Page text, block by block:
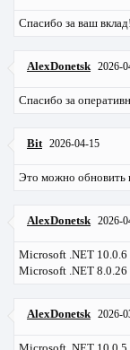
Спасибо за ваш вклад!
AlexDonetsk 2026-
Спасибо за
Bit 2026-04-15
Это можно обновить
AlexDonetsk 2026-
Microsoft .NET
Microsoft .NET 8.0.26
AlexDonetsk 2026-